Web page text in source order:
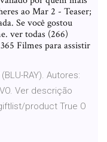
ao Mar 2 - Teaser;
Se você gostou
ver todas (266)
Filmes para assistir
RAY). Autores:
Ver descrição
product True O